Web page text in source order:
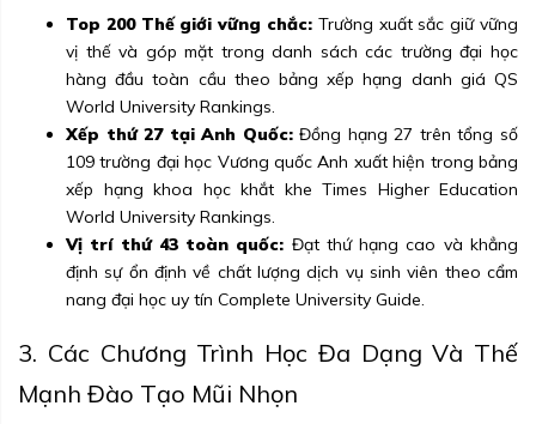
Top 200 Thế giới vững chắc: Trường xuất sắc giữ vững
vị thế và góp mặt trong danh sách các trường đại học
hàng đầu toàn cầu theo bảng xếp hạng danh giá QS
World University Rankings.
Xếp thứ 27 tại Anh Quốc:Đồng hạng 27 trên tổng số
109 trường đại học Vương quốc Anh xuất hiện trong bảng
xếp hạng khoa học khắt khe Times Higher Education
World University Rankings.
Vị trí thứ 43 toàn quốc: Đạt thứ hạng cao và khẳng
định sự ổn định về chất lượng dịch vụ sinh viên theo cẩm
nang đại học uy tín Complete University Guide.
3. Các Chương Trình Học Đa Dạng Và Thế
Mạnh Đào Tạo Mũi Nhọn